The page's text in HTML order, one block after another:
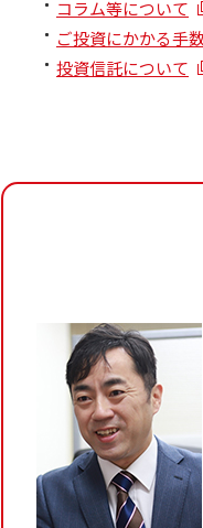
コラム等について
ご投資にかかる手
投資信託について